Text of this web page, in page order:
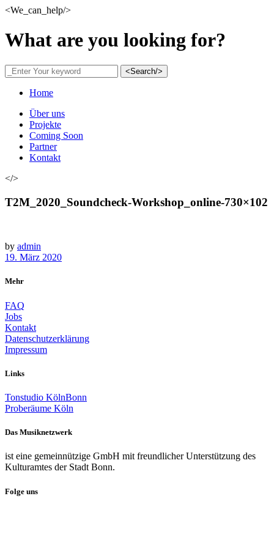
<We_can_help/>
What are you looking for?
<Search/>
Home
Über uns
Projekte
Coming Soon
Partner
Kontakt
</>
T2M_2020_Soundcheck-Workshop_online-730×102
by admin
19. März 2020
Mehr
FAQ
Jobs
Kontakt
Datenschutzerklärung
Impressum
Links
Tonstudio KölnBonn
Proberäume Köln
Das Musiknetzwerk
ist eine gemeinnützige GmbH mit freundlicher Unterstützung des
Kulturamtes der Stadt Bonn.
Folge uns